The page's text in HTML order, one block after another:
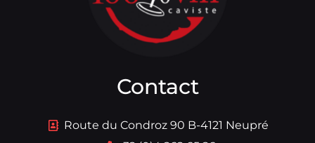
Contact
Route du Condroz 90 B-4121 Neupré